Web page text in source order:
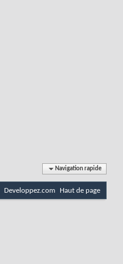
Navigation rapide
Developpez.com Haut de page